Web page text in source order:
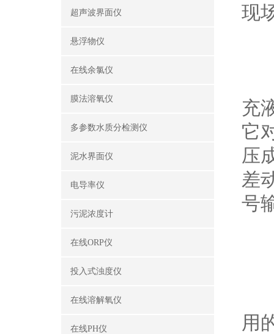
超声波界面仪
悬浮物仪
在线余氯仪
膜法溶氧仪
多参数水质分检测仪
泥水界面仪
电导率仪
污泥浓度计
在线ORP仪
投入式浊度仪
在线溶解氧仪
在线PH仪
现
充
它
压
差
号
用